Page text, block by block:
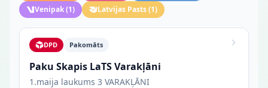
Venipak(1) Latvijas Pasts(1)
DPD Pakomāts
Paku Skapis LaTS Varakļāni
1.maija laukums 3 VARAKĻĀNI